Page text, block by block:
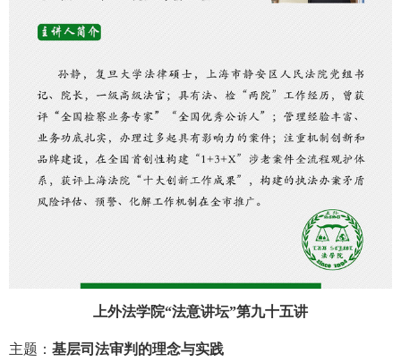
上外法学院“法意讲坛”第九十五讲
主题： 基层司法审判的理念与实践